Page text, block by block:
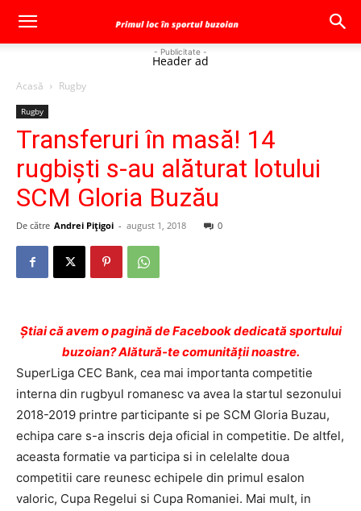
- Publicitate -
Header ad
Acasă Rugby
Rugby
Transferuri în masă! 14
rugbişti s-au alăturat lotului
SCM Gloria Buzău
De către Andrei Pițigoi - august 1, 2018 0
Ştiai că avem o pagină de Facebook dedicată sportului
buzoian? Alătură-te comunității noastre.
SuperLiga CEC Bank, cea mai importanta competitie
interna din rugbyul romanesc va avea la startul sezonului
2018-2019 printre participante si pe SCM Gloria Buzau,
echipa care s-a inscris deja oficial in competitie. De altfel,
aceasta formatie va participa si in celelalte doua
competitii care reunesc echipele din primul esalon
valoric, Cupa Regelui si Cupa Romaniei. Mai mult, in